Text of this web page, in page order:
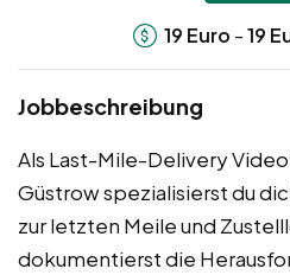
19 Euro -19
Jobbeschreibung
Als Last-Mile-Delivery
Güstrow spezialisierst du
zur letzten Meile und
dokumentierst die